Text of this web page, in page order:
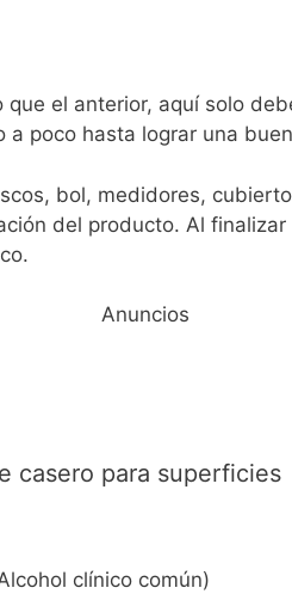
que el anterior, aquí solo
poco hasta lograr una
bol, medidores,
del producto. Al
Anuncios
casero para superficies
clínico común)